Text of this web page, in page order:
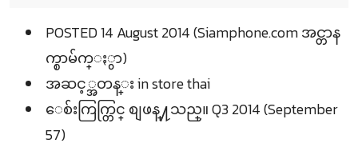
POSTED 14 August 2014 (Siamphone.com အင္တာန
က္စာမ်က္ႏွာ)
အဆင့္အတန္း in store thai
ေစ်းကြက္တြင္ စျဖန္႔သည္။ Q3 2014 (September
57)